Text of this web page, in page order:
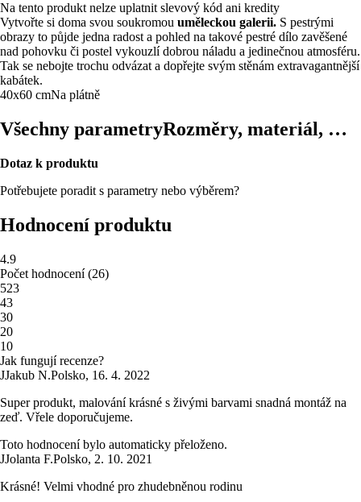
Na tento produkt nelze uplatnit slevový kód ani kredity
Vytvořte si doma svou soukromou uměleckou galerii. S pestrými
obrazy to půjde jedna radost a pohled na takové pestré dílo zavěšené
nad pohovku či postel vykouzlí dobrou náladu a jedinečnou atmosféru.
Tak se nebojte trochu odvázat a dopřejte svým stěnám extravagantnější
kabátek.
40x60 cmNa plátně
Všechny parametryRozměry, materiál, …
Dotaz k produktu
Potřebujete poradit s parametry nebo výběrem?
Hodnocení produktu
4.9
Počet hodnocení(26)
523
43
30
20
10
Jak fungují recenze?
JJakub N.Polsko, 16. 4. 2022
Super produkt, malování krásné s živými barvami snadná montáž na
zeď. Vřele doporučujeme.
Toto hodnocení bylo automaticky přeloženo.
JJolanta F.Polsko, 2. 10. 2021
Krásné! Velmi vhodné pro zhudebněnou rodinu